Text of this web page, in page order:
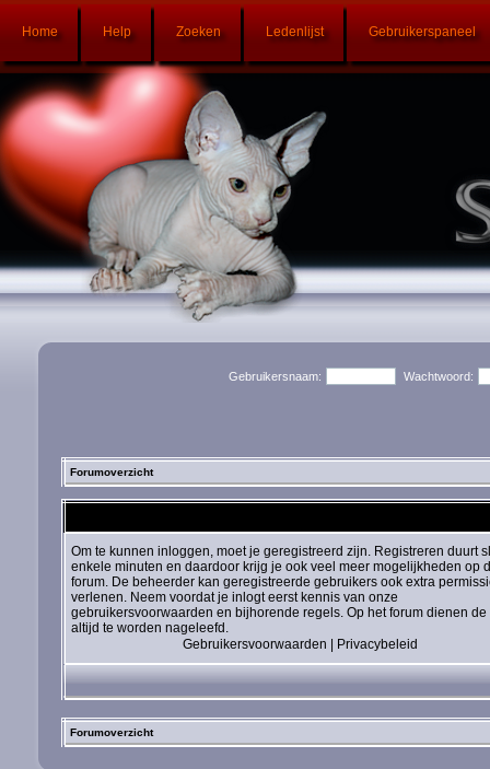
Home Help Zoeken Ledenlijst Gebruikerspaneel
Gebruikersnaam: Wachtwoord:
Forumoverzicht
Om te kunnen inloggen, moet je geregistreerd zijn. Registreren duurt
enkele minuten en daardoor krijg je ook veel meer mogelijkheden op
forum. De beheerder kan geregistreerde gebruikers ook extra
verlenen. Neem voordat je inlogt eerst kennis van onze
gebruikersvoorwaarden en bijhorende regels. Op het forum dienen de
altijd te worden nageleefd.
Gebruikersvoorwaarden
Privacybeleid
Forumoverzicht